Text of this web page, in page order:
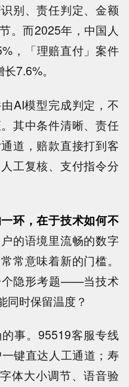
别、责任判定、金额
。而2025年，中国人
，「理赔直付」案件
7.6%。
AI模型完成判定，不
其中条件清晰、责任
道，赔款直接打到客
工复核、支付指令分
环，在于技术如何不
的语境里流畅的数字
常意味着新的门槛。
个隐形考题——当技术
同时保留温度？
事。95519客服专线
键直达人工通道；寿
体大小调节、语音验